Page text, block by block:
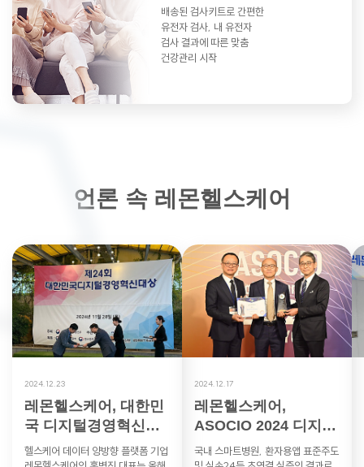
배송된 검사키트로 간편한
유전자 검사, 내 유전자
검사 결과에 따른 맞춤
건강관리 시작
언론 속 레몬헬스케어
2024.12.23
레몬헬스케어, 대한민
국 디지털경영혁신대
상 과기부 장관상
헬스케어 데이터 양방향 플랫폼 기업
2024.12.17
레몬헬스케어,
ASOCIO 2024 디지털
헬스케어DX부문 혁신
국내 스마트병원, 환자용앱 표준주도